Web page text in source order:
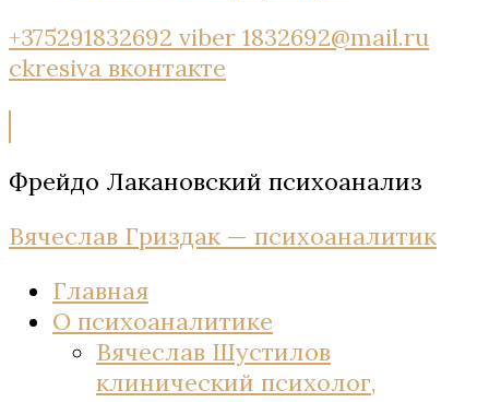
+375291832692 viber 1832692@mail.ru
ckresiva вконтакте
Фрейдо Лакановский психоанализ
Вячеслав Гриздак — психоаналитик
Главная
О психоаналитике
Вячеслав Шустилов
клинический психолог,